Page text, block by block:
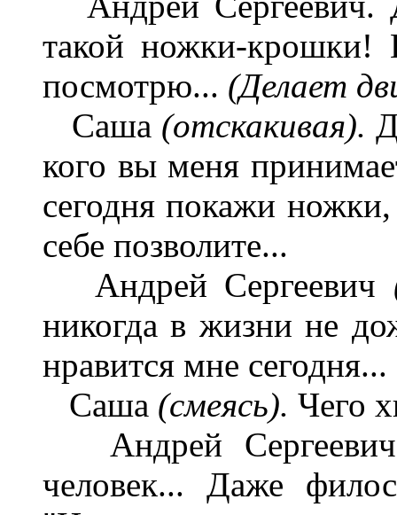
такой ножки-крошки!
посмотрю... (Делает
Саша (отскакивая).
кого вы меня
сегодня покажи
себе позволите...
Андрей Сергеевич
никогда в жизни не
нравится мне сегодня...
Саша (смеясь). Чего
Андрей
человек... Даже